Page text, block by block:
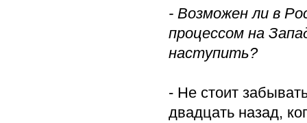
- Возможен ли в
процессом на
наступить?
- Не стоит
двадцать назад,